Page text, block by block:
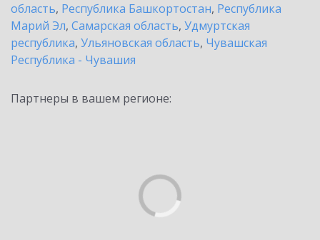
область, Республика Башкортостан, Республика
Марий Эл, Самарская область, Удмуртская
республика, Ульяновская область, Чувашская
Республика - Чувашия
Партнеры в вашем регионе: